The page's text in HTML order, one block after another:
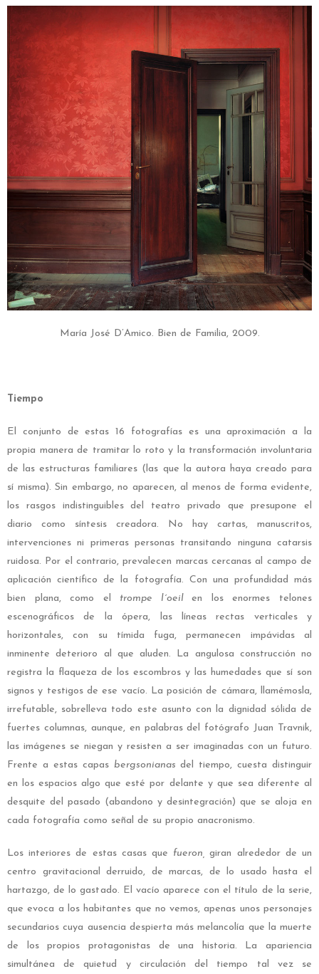
María José D’Amico. Bien de Familia, 2009.
Tiempo
El conjunto de estas 16 fotografías es una aproximación a la
propia manera de tramitar lo roto y la transformación involuntaria
de las estructuras familiares (las que la autora haya creado para
sí misma). Sin embargo, no aparecen, al menos de forma evidente,
los rasgos indistinguibles del teatro privado que presupone el
diario como síntesis creadora. No hay cartas, manuscritos,
intervenciones ni primeras personas transitando ninguna catarsis
ruidosa. Por el contrario, prevalecen marcas cercanas al campo de
aplicación científico de la fotografía. Con una profundidad más
bien plana, como el trompe l´oeilen los enormes telones
escenográficos de la ópera, las líneas rectas verticales y
horizontales, con su tímida fuga, permanecen impávidas al
inminente deterioro al que aluden. La angulosa construcción no
registra la flaqueza de los escombros y las humedades que sí son
signos y testigos de ese vacío. La posición de cámara, llamémosla,
irrefutable, sobrelleva todo este asunto con la dignidad sólida de
fuertes columnas, aunque, en palabras del fotógrafo Juan Travnik,
las imágenes se niegan y resisten a ser imaginadas con un futuro.
Frente a estas capas bergsonianas del tiempo, cuesta distinguir
en los espacios algo que esté por delante y que sea diferente al
desquite del pasado (abandono y desintegración) que se aloja en
cada fotografía como señal de su propio anacronismo.
Los interiores de estas casas que fueron,giran alrededor de un
centro gravitacional derruido, de marcas, de lo usado hasta el
hartazgo, de lo gastado. El vacío aparece con el título de la serie,
que evoca a los habitantes que no vemos, apenas unos personajes
secundarios cuya ausencia despierta más melancolía que la muerte
de los propios protagonistas de una historia. La apariencia
simultánea de quietud y circulación del tiempo tal vez se